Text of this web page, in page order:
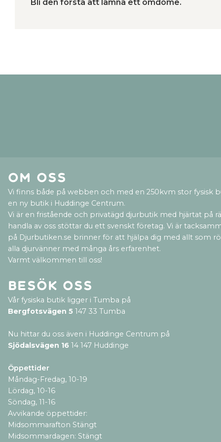
Bli den första att lämna ett omdöme.
Om oss
Vi finns både på webben och med en 250kvm stor fysisk
en ny butik i Huddinge Centrum.
Vi är en fristående och privatägd djurbutik med hjärtat på
handla av oss stöttar du ett svenskt företag. Vi är
på Djurbutiken.se brinner för att hjälpa dig med allt som
alla djurvänner med många års erfarenhet.
Varmt välkommen till oss!
Besök oss
Vår fysiska butik ligger i Tumba på
Bergfotsvägen 5 147 33 Tumba
Nu hittar du oss även i Huddinge Centrum på
Sjödalsvägen 16 14 147 Huddinge
Öppettider
Måndag-Fredag, 10-19
Lördag, 10-16
Söndag, 11-16
Avvikande öppettider:
Midsommarafton Stängt
Midsommardagen: Stängt